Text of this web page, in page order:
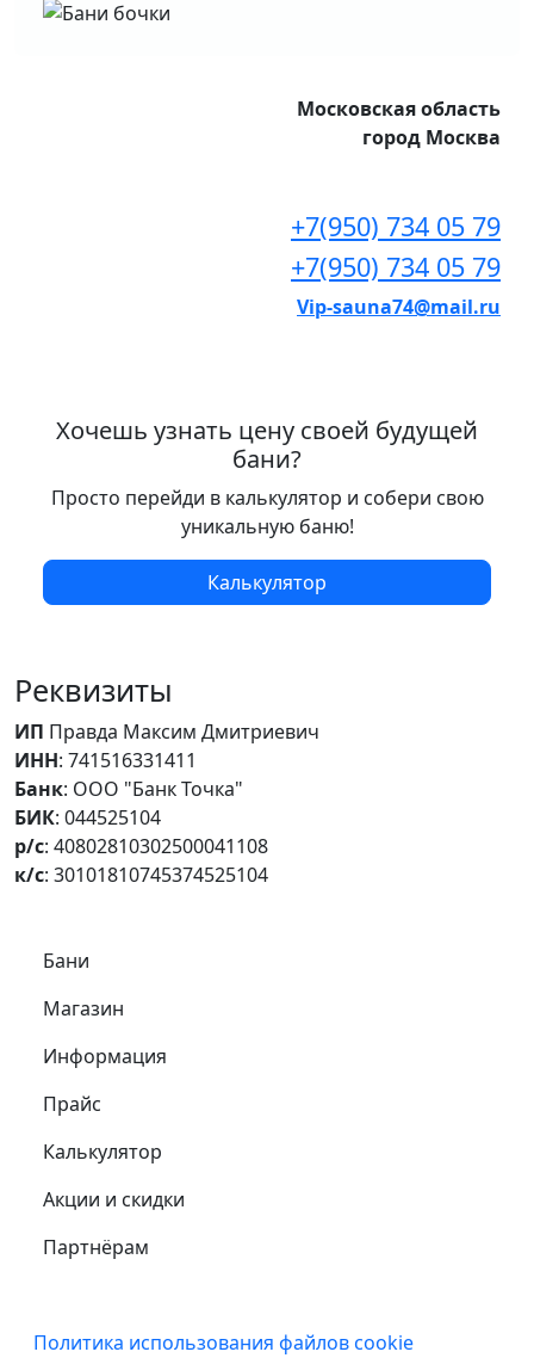
Московская область
город Москва
+7(950) 734 05 79
+7(950) 734 05 79
Vip-sauna74@mail.ru
Хочешь узнать цену своей будущей
бани?
Просто перейди в калькулятор и собери свою
уникальную баню!
Калькулятор
Реквизиты
ИП Правда Максим Дмитриевич
ИНН: 741516331411
Банк: ООО "Банк Точка"
БИК: 044525104
р/с: 40802810302500041108
к/с: 30101810745374525104
Самое важное
Бани
Магазин
Информация
Прайс
Калькулятор
Акции и скидки
Партнёрам
Подвал
Политика использования файлов cookie